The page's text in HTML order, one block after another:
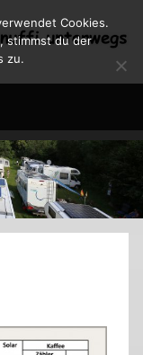
Cookies.
stimmst du der
zu.